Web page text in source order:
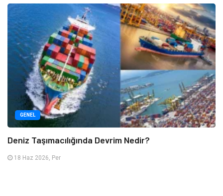
GENEL
Deniz Taşımacılığında Devrim Nedir?
18 Haz 2026, Per